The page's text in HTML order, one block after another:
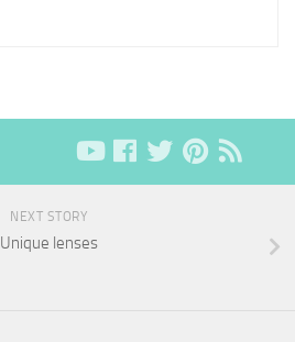
NEXT STORY
Unique lenses